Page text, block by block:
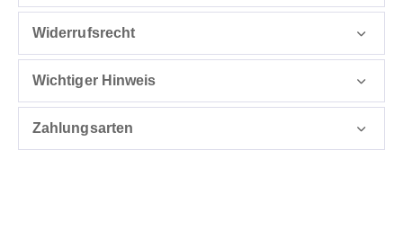
Widerrufsrecht
Wichtiger Hinweis
Zahlungsarten